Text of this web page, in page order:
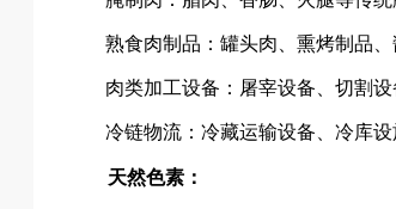
熟食肉制品：罐头肉、熏烤制品、
肉类加工设备：屠宰设备、切割
冷链物流：冷藏运输设备、冷库设
天然色素：